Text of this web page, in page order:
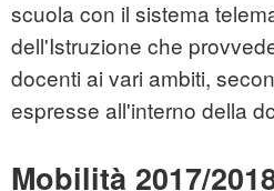
scuola con il sistema
dell'Istruzione che
docenti ai vari ambiti,
espresse all'interno della
Mobilità 2017/